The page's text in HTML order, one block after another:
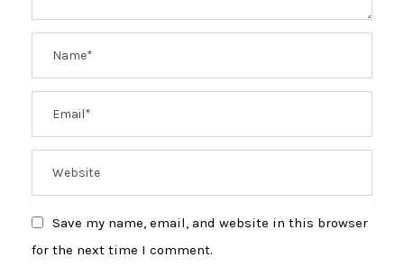
Save my name, email, and website in this browser
for the next time I comment.